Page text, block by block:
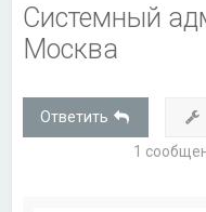
Системный
Москва
Ответить
1